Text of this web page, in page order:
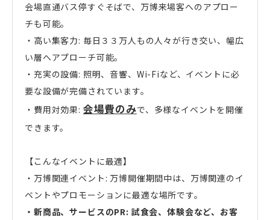
会場直通バス停すぐそばで、万博来場客へのアプロー
チも可能。
・高い集客力: 毎日３３万人もの人々が行き交い、幅広
い層へアプローチ可能。
・充実の設備: 照明、音響、Wi-Fiなど、イベントに必
要な設備が完備されています。
・費用対効果: 会場費のみで、多様なイベントを開催
できます。
【こんなイベントに最適】
・万博関連イベント: 万博開催期間中は、万博関連のイ
ベントやプロモーションに最適な場所です。
・新商品、サービスのPR: 試食会、体験会など、お客